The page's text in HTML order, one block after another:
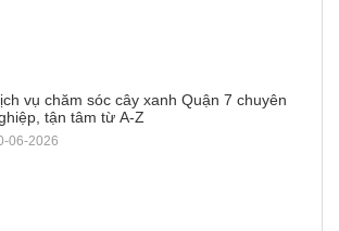
vụ chăm sóc cây xanh Quận 7 chuyên
tận tâm từ A-Z
06-2026